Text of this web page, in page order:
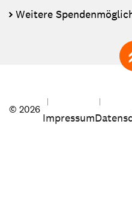
Weitere
© 2026
Impressum